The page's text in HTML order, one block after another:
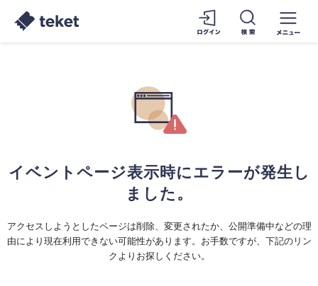
イベントページ表示時にエラーが発生し
ました。
アクセスしようとしたページは削除、変更されたか、公開準備中などの理
由により現在利用できない可能性があります。お手数ですが、下記のリン
クよりお探しください。